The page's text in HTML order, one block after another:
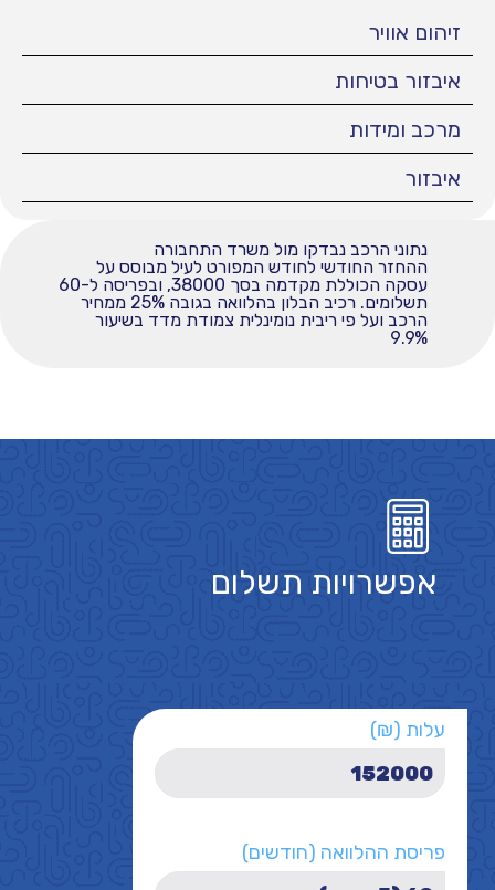
זיהום אוויר
איבזור בטיחות
מרכב ומידות
איבזור
נתוני הרכב נבדקו מול משרד התחבורה
ההחזר החודשי לחודש המפורט לעיל מבוסס על
עסקה הכוללת מקדמה בסך 38000, ובפריסה ל-60
תשלומים. רכיב הבלון בהלוואה בגובה 25% ממחיר
הרכב ועל פי ריבית נומינלית צמודת מדד בשיעור
9.9%
אפשרויות תשלום
עלות (₪)
פריסת ההלוואה (חודשים)